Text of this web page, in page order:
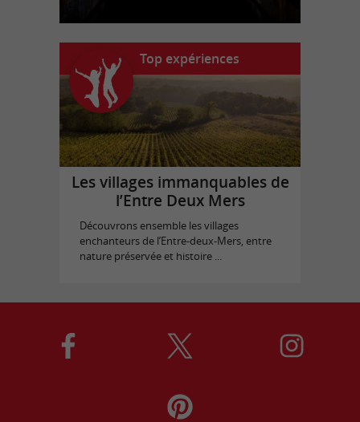
Top expériences
Les villages immanquables de
l’Entre Deux Mers
Découvrons ensemble les villages
enchanteurs de l’Entre-deux-Mers, entre
nature préservée et histoire ...